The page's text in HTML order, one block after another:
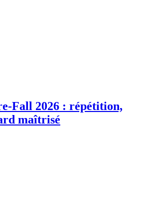
Fall 2026 : répétition,
maîtrisé